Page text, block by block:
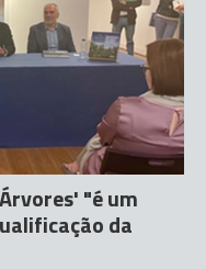
"é um
da